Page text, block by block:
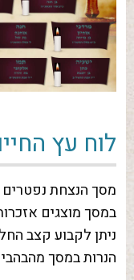
לוח עץ
מסך הנצחת נפטרים
במסך מוצגים
ניתן לקבוע קצב
הנרות במסך